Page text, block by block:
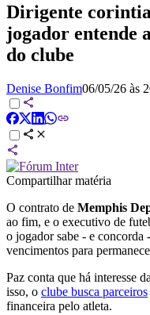
Dirigente
jogador entende
do clube
Denise Bonfim06/05/26 às
Compartilhar matéria
O contrato de Memphis
ao fim, e o executivo de
o jogador sabe - e concorda
vencimentos para
Paz conta que há interesse
isso, o clube busca parceiros
financeira pelo atleta.